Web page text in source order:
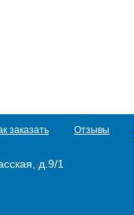
заказать Отзывы
д.9/1